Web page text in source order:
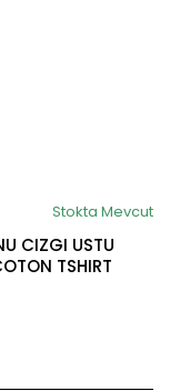
Stokta Mevcut
CIZGI USTU
KISA KOL %100 COTON TSHIRT